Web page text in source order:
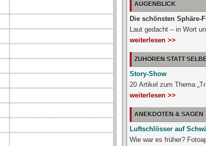
AUGENBLICK
Die schönsten Sphäre-
Laut gedacht – in Wort
weiterlesen >>
ZUHÖREN STATT
Story-Show
20 Artikel zum Thema
weiterlesen >>
ANEKDOTEN & SAGEN
Luftschlösser auf
Wie war es früher?